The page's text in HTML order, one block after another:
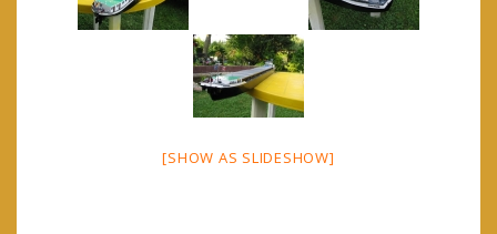
[SHOW AS SLIDESHOW]